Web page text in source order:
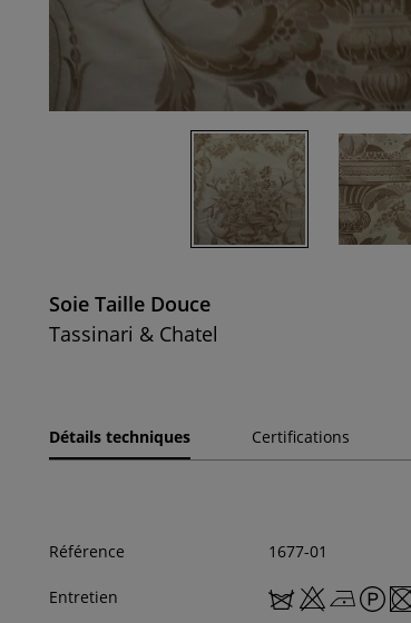
Soie Taille Douce
Tassinari & Chatel
Détails techniques Certifications
Référence 1677-01
Entretien